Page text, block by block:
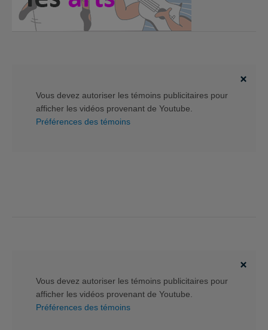
Vous devez autoriser les témoins publicitaires pour
afficher les vidéos provenant de Youtube.
Préférences des témoins
Vous devez autoriser les témoins publicitaires pour
afficher les vidéos provenant de Youtube.
Préférences des témoins